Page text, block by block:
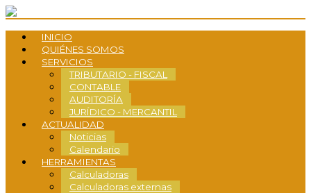
INICIO
QUIÉNES SOMOS
SERVICIOS
TRIBUTARIO - FISCAL
CONTABLE
AUDITORÍA
JURÍDICO - MERCANTIL
ACTUALIDAD
Noticias
Calendario
HERRAMIENTAS
Calculadoras
Calculadoras externas